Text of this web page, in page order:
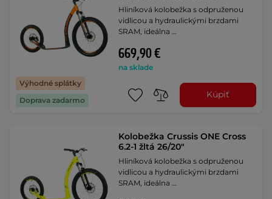
Výhodné splátky
Doprava zadarmo
Hliníková kolobežka s odpruženou
vidlicou a hydraulickými brzdami
SRAM, ideálna …
669,90 €
na sklade
Kúpiť
Kolobežka Crussis ONE Cross
6.2-1 žltá 26/20"
Hliníková kolobežka s odpruženou
vidlicou a hydraulickými brzdami
SRAM, ideálna …